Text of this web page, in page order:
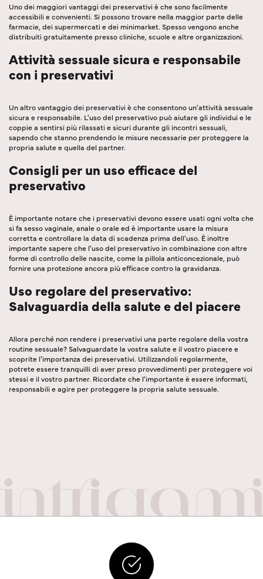
Uno dei maggiori vantaggi dei preservativi è che sono facilmente
accessibili e convenienti. Si possono trovare nella maggior parte delle
farmacie, dei supermercati e dei minimarket. Spesso vengono anche
distribuiti gratuitamente presso cliniche, scuole e altre organizzazioni.
Attività sessuale sicura e responsabile
con i preservativi
Un altro vantaggio dei preservativi è che consentono un'attività sessuale
sicura e responsabile. L'uso del preservativo può aiutare gli individui e le
coppie a sentirsi più rilassati e sicuri durante gli incontri sessuali,
sapendo che stanno prendendo le misure necessarie per proteggere la
propria salute e quella del partner.
Consigli per un uso efficace del
preservativo
È importante notare che i preservativi devono essere usati ogni volta che
si fa sesso vaginale, anale o orale ed è importante usare la misura
corretta e controllare la data di scadenza prima dell'uso. È inoltre
importante sapere che l'uso del preservativo in combinazione con altre
forme di controllo delle nascite, come la pillola anticoncezionale, può
fornire una protezione ancora più efficace contro la gravidanza.
Uso regolare del preservativo:
Salvaguardia della salute e del piacere
Allora perché non rendere i preservativi una parte regolare della vostra
routine sessuale? Salvaguardate la vostra salute e il vostro piacere e
scoprite l'importanza dei preservativi. Utilizzandoli regolarmente,
potrete essere tranquilli di aver preso provvedimenti per proteggere voi
stessi e il vostro partner. Ricordate che l'importante è essere informati,
responsabili e agire per proteggere la propria salute sessuale.